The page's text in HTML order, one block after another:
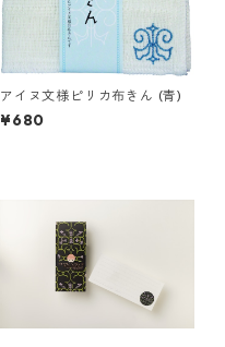
アイヌ文様ピリカ布きん (青)
¥680